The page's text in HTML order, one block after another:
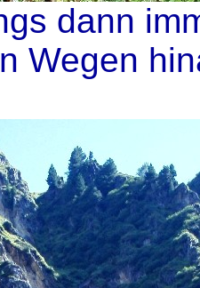
dann
Wegen